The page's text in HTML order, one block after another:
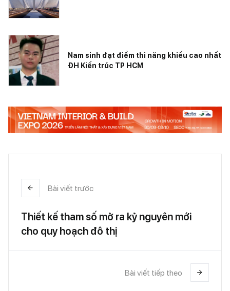
Nam sinh đạt điểm thi năng khiếu cao nhất
ĐH Kiến trúc TP HCM
Bài viết trước
Thiết kế tham số mở ra kỷ nguyên mới
cho quy hoạch đô thị
Bài viết tiếp theo